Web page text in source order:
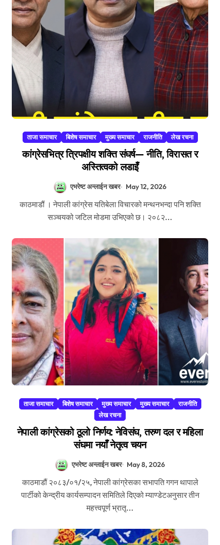
ताजा समाचार बिशेष समाचार मुख्य समाचार राजनीति लेख रचना
कांग्रेसभित्र त्रिपक्षीय शक्ति संघर्ष— नीति, विरासत र
अस्तित्वको लडाइँ
एभरेष्ट अन्लाईन खबर May 12, 2026
काठमाडौं । नेपाली कांग्रेस यतिबेला विचारको मन्थनभन्दा पनि शक्ति
सञ्चयको जटिल मोडमा उभिएको छ। २०८२...
ताजा समाचार बिशेष समाचार मुख्य समाचार मुख्य समाचार
राजनीति
लेख रचना
नेपाली कांग्रेसको ठूलो निर्णय: नेविसंघ, तरुण दल र महिला
संघमा नयाँ नेतृत्व चयन
एभरेष्ट अन्लाईन खबर May 8, 2026
काठमाडौं २०८३/०१/२५, नेपाली कांग्रेसका सभापति गगन थापाले
पार्टीको केन्द्रीय कार्यसम्पादन समितिले दिएको म्याण्डेटअनुसार तीन
महत्त्वपूर्ण भ्रातृ...